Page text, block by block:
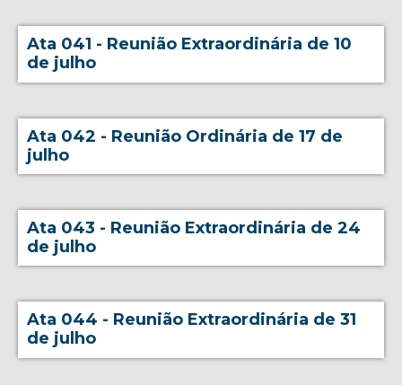
Ata 041 - Reunião Extraordinária de 10
de julho
Ata 042 - Reunião Ordinária de 17 de
julho
Ata 043 - Reunião Extraordinária de 24
de julho
Ata 044 - Reunião Extraordinária de 31
de julho